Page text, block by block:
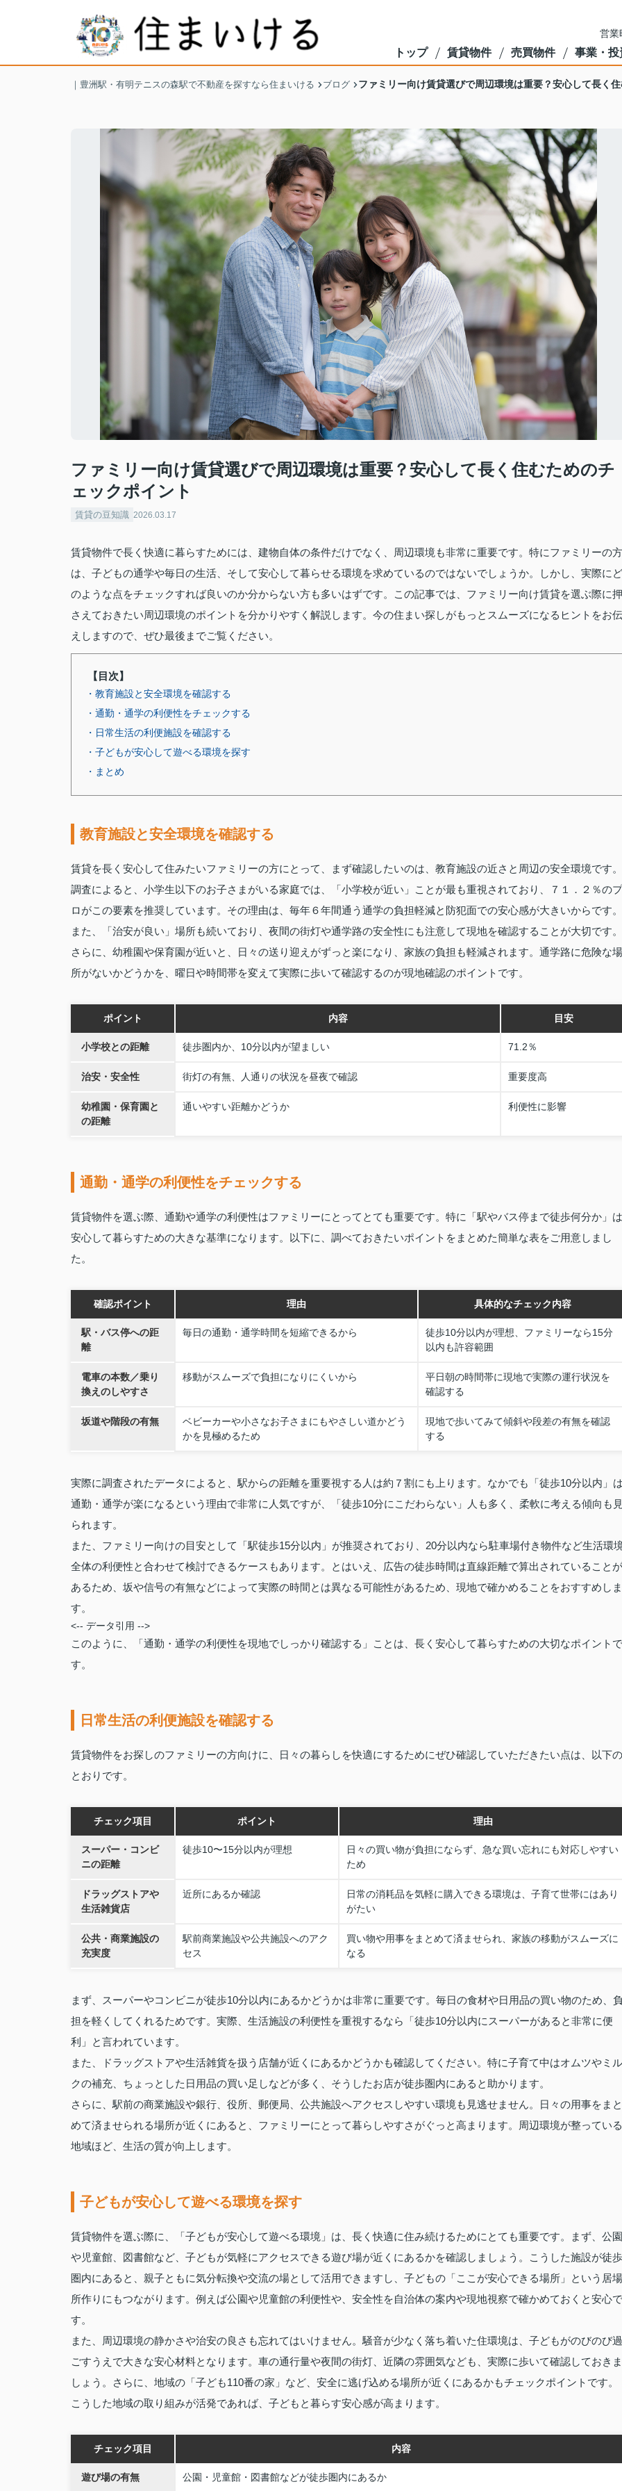
営
トップ 賃貸物件 売買物件 事業・投
｜豊洲駅・有明テニスの森駅で不動産を探すなら住まいける ブログ ファミリー向け賃貸選びで周辺環境は重要？安心して長く
ファミリー向け賃貸選びで周辺環境は重要？安心して長く住むためのチ
ェックポイント
賃貸の豆知識 2026.03.17
賃貸物件で長く快適に暮らすためには、建物自体の条件だけでなく、周辺環境も非常に重要です。特にファミリーの方
は、子どもの通学や毎日の生活、そして安心して暮らせる環境を求めているのではないでしょうか。しかし、実際にど
のような点をチェックすれば良いのか分からない方も多いはずです。この記事では、ファミリー向け賃貸を選ぶ際に押
さえておきたい周辺環境のポイントを分かりやすく解説します。今の住まい探しがもっとスムーズになるヒントをお伝
えしますので、ぜひ最後までご覧ください。
【目次】
・教育施設と安全環境を確認する
・通勤・通学の利便性をチェックする
・日常生活の利便施設を確認する
・子どもが安心して遊べる環境を探す
・まとめ
教育施設と安全環境を確認する
賃貸を長く安心して住みたいファミリーの方にとって、まず確認したいのは、教育施設の近さと周辺の安全環境です。
調査によると、小学生以下のお子さまがいる家庭では、「小学校が近い」ことが最も重視されており、７１．２％のプ
ロがこの要素を推奨しています。その理由は、毎年６年間通う通学の負担軽減と防犯面での安心感が大きいからです。
また、「治安が良い」場所も続いており、夜間の街灯や通学路の安全性にも注意して現地を確認することが大切です。
さらに、幼稚園や保育園が近いと、日々の送り迎えがずっと楽になり、家族の負担も軽減されます。通学路に危険な場
所がないかどうかを、曜日や時間帯を変えて実際に歩いて確認するのが現地確認のポイントです。
ポイント 内容 目安
小学校との距離 徒歩圏内か、10分以内が望ましい 71.2％
治安・安全性 街灯の有無、人通りの状況を昼夜で確認 重要度高
幼稚園・保育園と
の距離
通いやすい距離かどうか 利便性に影響
通勤・通学の利便性をチェックする
賃貸物件を選ぶ際、通勤や通学の利便性はファミリーにとってとても重要です。特に「駅やバス停まで徒歩何分か」は
安心して暮らすための大きな基準になります。以下に、調べておきたいポイントをまとめた簡単な表をご用意しまし
た。
確認ポイント 理由 具体的なチェック内容
駅・バス停への距
離
毎日の通勤・通学時間を短縮できるから
徒歩10分以内が理想、ファミリーなら15分
以内も許容範囲
電車の本数／乗り
換えのしやすさ
移動がスムーズで負担になりにくいから
平日朝の時間帯に現地で実際の運行状況を
確認する
坂道や階段の有無
ベビーカーや小さなお子さまにもやさしい道かどう
かを見極めるため
現地で歩いてみて傾斜や段差の有無を確認
する
実際に調査されたデータによると、駅からの距離を重要視する人は約７割にも上ります。なかでも「徒歩10分以内」
通勤・通学が楽になるという理由で非常に人気ですが、「徒歩10分にこだわらない」人も多く、柔軟に考える傾向も
られます。
また、ファミリー向けの目安として「駅徒歩15分以内」が推奨されており、20分以内なら駐車場付き物件など生活環
全体の利便性と合わせて検討できるケースもあります。とはいえ、広告の徒歩時間は直線距離で算出されていることが
あるため、坂や信号の有無などによって実際の時間とは異なる可能性があるため、現地で確かめることをおすすめしま
す。
<-- データ引用 -->
このように、「通勤・通学の利便性を現地でしっかり確認する」ことは、長く安心して暮らすための大切なポイントで
す。
日常生活の利便施設を確認する
賃貸物件をお探しのファミリーの方向けに、日々の暮らしを快適にするためにぜひ確認していただきたい点は、以下の
とおりです。
チェック項目 ポイント 理由
スーパー・コンビ
ニの距離
徒歩10〜15分以内が理想
日々の買い物が負担にならず、急な買い忘れにも対応しやすい
ため
ドラッグストアや
生活雑貨店
近所にあるか確認
日常の消耗品を気軽に購入できる環境は、子育て世帯にはあり
がたい
公共・商業施設の
充実度
駅前商業施設や公共施設へのアク
セス
買い物や用事をまとめて済ませられ、家族の移動がスムーズに
なる
まず、スーパーやコンビニが徒歩10分以内にあるかどうかは非常に重要です。毎日の食材や日用品の買い物のため、
担を軽くしてくれるためです。実際、生活施設の利便性を重視するなら「徒歩10分以内にスーパーがあると非常に便
利」と言われています。
また、ドラッグストアや生活雑貨を扱う店舗が近くにあるかどうかも確認してください。特に子育て中はオムツやミル
クの補充、ちょっとした日用品の買い足しなどが多く、そうしたお店が徒歩圏内にあると助かります。
さらに、駅前の商業施設や銀行、役所、郵便局、公共施設へアクセスしやすい環境も見逃せません。日々の用事をまと
めて済ませられる場所が近くにあると、ファミリーにとって暮らしやすさがぐっと高まります。周辺環境が整っている
地域ほど、生活の質が向上します。
子どもが安心して遊べる環境を探す
賃貸物件を選ぶ際に、「子どもが安心して遊べる環境」は、長く快適に住み続けるためにとても重要です。まず、公園
や児童館、図書館など、子どもが気軽にアクセスできる遊び場が近くにあるかを確認しましょう。こうした施設が徒歩
圏内にあると、親子ともに気分転換や交流の場として活用できますし、子どもの「ここが安心できる場所」という居場
所作りにもつながります。例えば公園や児童館の利便性や、安全性を自治体の案内や現地視察で確かめておくと安心で
す。
また、周辺環境の静かさや治安の良さも忘れてはいけません。騒音が少なく落ち着いた住環境は、子どもがのびのび過
ごすうえで大きな安心材料となります。車の通行量や夜間の街灯、近隣の雰囲気なども、実際に歩いて確認しておきま
しょう。さらに、地域の「子ども110番の家」など、安全に逃げ込める場所が近くにあるかもチェックポイントです。
こうした地域の取り組みが活発であれば、子どもと暮らす安心感が高まります。
チェック項目 内容
遊び場の有無 公園・児童館・図書館などが徒歩圏内にあるか